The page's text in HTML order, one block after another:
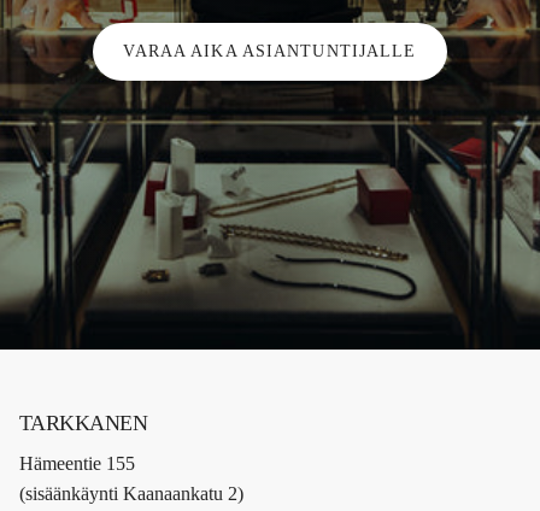
VARAA AIKA ASIANTUNTIJALLE
TARKKANEN
Hämeentie 155
(sisäänkäynti Kaanaankatu 2)